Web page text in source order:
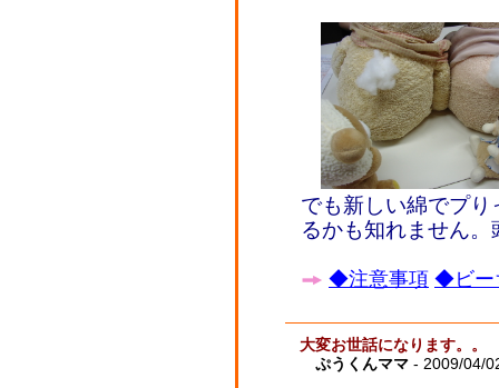
でも新しい綿でプ
るかも知れません
◆注意事項 ◆ビー
大変お世話になります。。
ぷうくんママ - 2009/04/